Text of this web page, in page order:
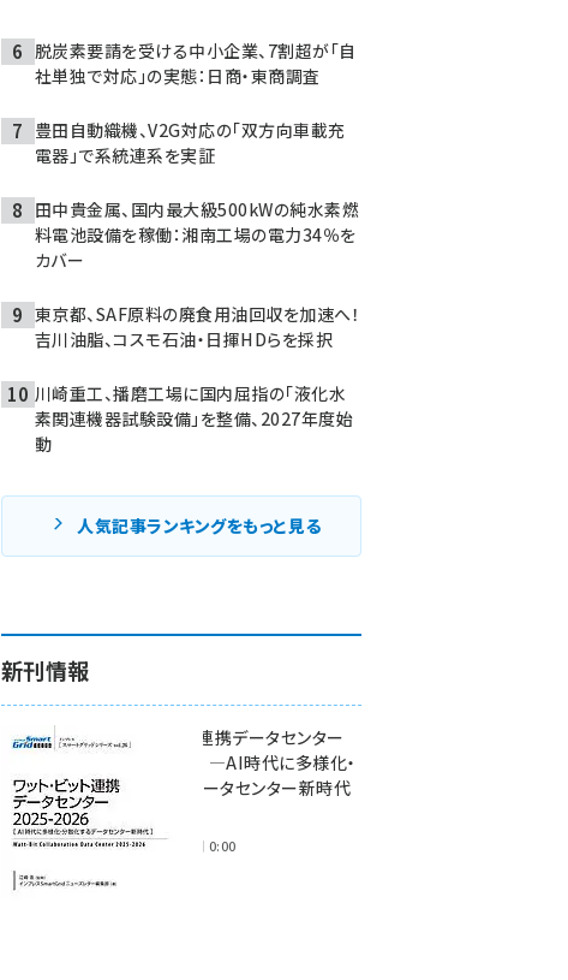
脱炭素要請を受ける中小企業、7割超が「自
社単独で対応」の実態：日商・東商調査
豊田自動織機、V2G対応の「双方向車載充
電器」で系統連系を実証
田中貴金属、国内最大級500kWの純水素燃
料電池設備を稼働：湘南工場の電力34％を
カバー
東京都、SAF原料の廃食用油回収を加速へ！
吉川油脂、コスモ石油・日揮HDらを採択
川崎重工、播磨工場に国内屈指の「液化水
素関連機器試験設備」を整備、2027年度始
動
人気記事ランキングをもっと見る
新刊情報
ワット・ビット連携データセンター
2025-2026 ―AI時代に多様化・
分散化するデータセンター新時代
2025年11月28日 0:00